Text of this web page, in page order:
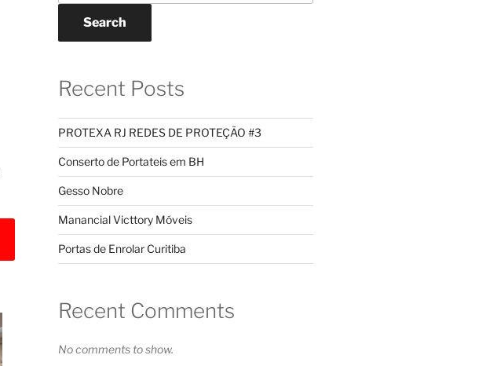
Search
Recent Posts
PROTEXA RJ REDES DE PROTEÇÃO #3
Conserto de Portateis em BH
Gesso Nobre
Manancial Victtory Móveis
Portas de Enrolar Curitiba
Recent Comments
No comments to show.